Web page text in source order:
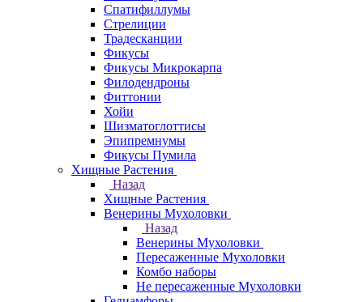
Спатифиллумы
Стрелиции
Традесканции
Фикусы
Фикусы Микрокарпа
Филодендроны
Фиттонии
Хойи
Шизматоглоттисы
Эпипремнумы
Фикусы Пумила
Хищные Растения
Назад
Хищные Растения
Венерины Мухоловки
Назад
Венерины Мухоловки
Пересаженные Мухоловки
Комбо наборы
Не пересаженные Мухоловки